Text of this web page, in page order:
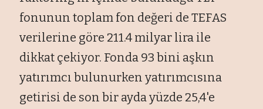
fonunun toplam fon değeri de TEFAS
verilerine göre 211.4 milyar lira ile
dikkat çekiyor. Fonda 93 bini aşkın
yatırımcı bulunurken yatırımcısına
getirisi de son bir ayda yüzde 25,4'e